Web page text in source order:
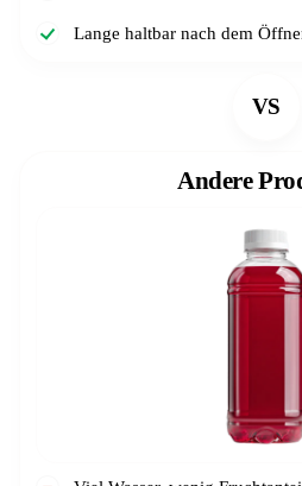
Lange haltbar nach dem
VS
Andere